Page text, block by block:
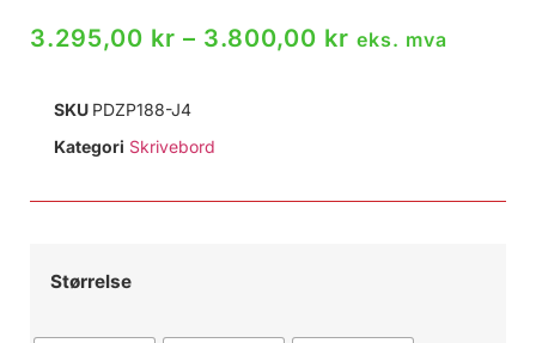
3.295,00 kr – 3.800,00 kr eks. mva
SKU PDZP188-J4
Kategori Skrivebord
Størrelse